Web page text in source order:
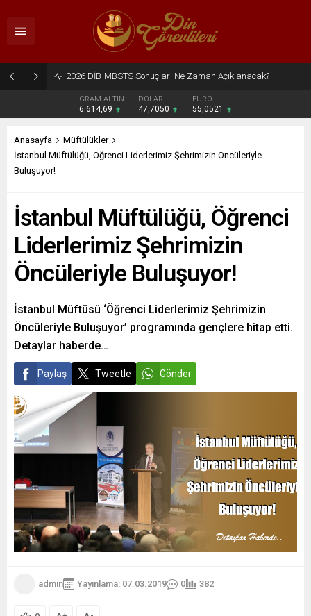
2026 DİB-MBSTS Ne Zaman?
GRAM ALTIN
6.614,69
DOLAR
47,7050
EURO
55,0521
Anasayfa
Müftülükler
İstanbul Müftülüğü, Öğrenci Liderlerimiz Şehrimizin Öncüleriyle
Buluşuyor!
İstanbul Müftülüğü, Öğrenci
Liderlerimiz Şehrimizin
Öncüleriyle Buluşuyor!
İstanbul Müftüsü ‘Öğrenci Liderlerimiz Şehrimizin
Öncüleriyle Buluşuyor’ programında gençlere hitap etti.
Detaylar haberde…
Paylaş Tweetle Gönder
admin Yayınlama: 07.03.2019 0 382